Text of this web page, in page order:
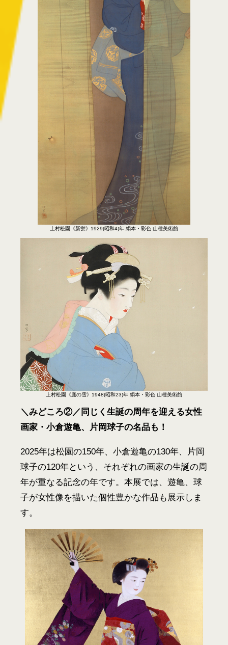
上村松園《新蛍》1929(昭和4)年 絹本・彩色 山種美術館
上村松園《庭の雪》1948(昭和23)年 絹本・彩色 山種美術館
＼みどころ②／同じく生誕の周年を迎える女性
画家・小倉遊亀、片岡球子の名品も！
2025年は松園の150年、小倉遊亀の130年、片岡
球子の120年という、それぞれの画家の生誕の周
年が重なる記念の年です。本展では、遊亀、球
子が女性像を描いた個性豊かな作品も展示しま
す。